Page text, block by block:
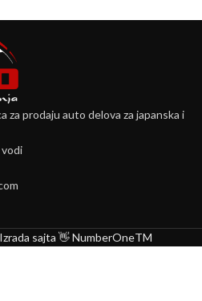
za prodaju auto delova za japanska i
Izrada sajta 👋 NumberOneTM